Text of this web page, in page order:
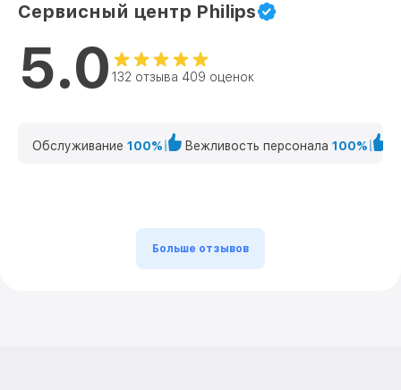
Сервисный центр Philips
5.0 132 отзыва 409 оценок
Обслуживание 100% Вежливость персонала 100%
Больше отзывов